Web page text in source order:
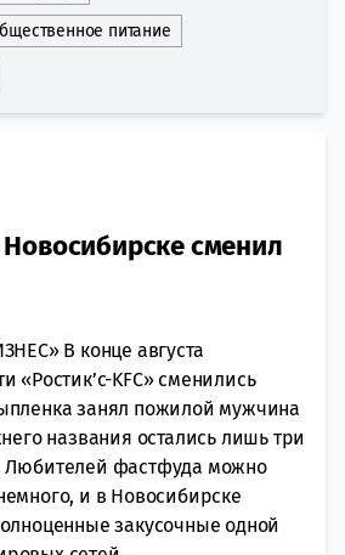
питание
Новосибирске сменил
В конце августа
«Ростик’с-KFC» сменились
занял пожилой мужчина
названия остались лишь три
Любителей фастфуда можно
и в Новосибирске
закусочные одной